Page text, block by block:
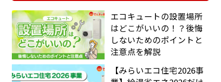
エコキュートの設置場所
はどこがいいの！？後悔
しないためのポイントと
注意点を解説
【みらいエコ住宅2026事